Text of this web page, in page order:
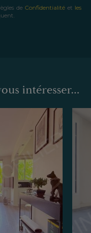
de Confidentialité et les
intéresser...